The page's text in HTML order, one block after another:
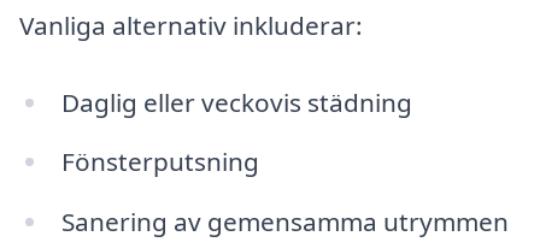
Vanliga alternativ inkluderar:
Daglig eller veckovis städning
Fönsterputsning
Sanering av gemensamma utrymmen